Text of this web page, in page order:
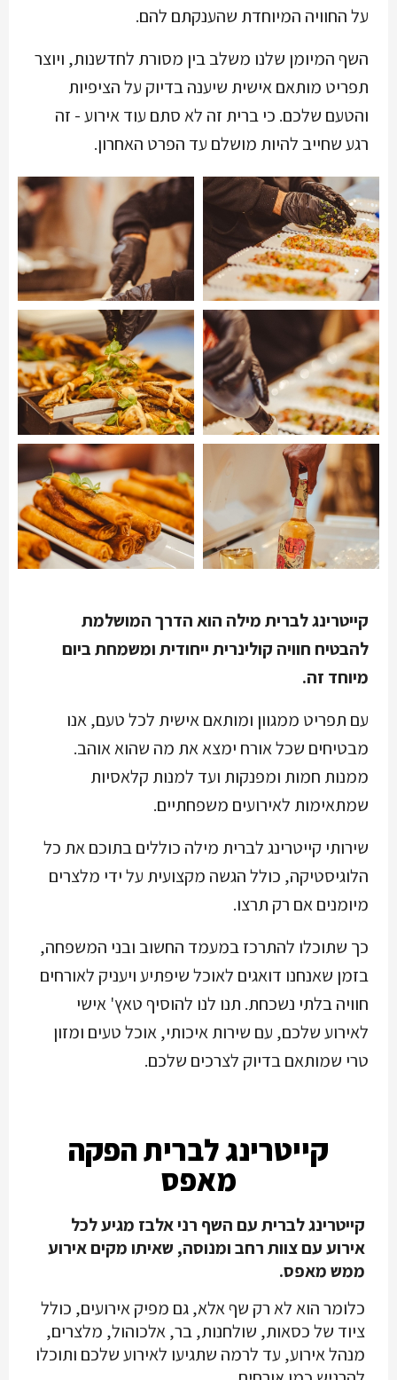
על החוויה המיוחדת שהענקתם להם.
השף המיומן שלנו משלב בין מסורת לחדשנות, ויוצר
תפריט מותאם אישית שיענה בדיוק על הציפיות
והטעם שלכם. כי ברית זה לא סתם עוד אירוע - זה
רגע שחייב להיות מושלם עד הפרט האחרון.
קייטרינג לברית מילה הוא הדרך המושלמת
להבטיח חוויה קולינרית ייחודית ומשמחת ביום
מיוחד זה.
עם תפריט ממגוון ומותאם אישית לכל טעם, אנו
מבטיחים שכל אורח ימצא את מה שהוא אוהב.
ממנות חמות ומפנקות ועד למנות קלאסיות
שמתאימות לאירועים משפחתיים.
שירותי קייטרינג לברית מילה כוללים בתוכם את כל
הלוגיסטיקה, כולל הגשה מקצועית על ידי מלצרים
מיומנים אם רק תרצו.
כך שתוכלו להתרכז במעמד החשוב ובני המשפחה,
בזמן שאנחנו דואגים לאוכל שיפתיע ויעניק לאורחים
חוויה בלתי נשכחת. תנו לנו להוסיף טאץ' אישי
לאירוע שלכם, עם שירות איכותי, אוכל טעים ומזון
טרי שמותאם בדיוק לצרכים שלכם.
קייטרינג לברית הפקה
מאפס
קייטרינג לברית עם השף רני אלבז מגיע לכל
אירוע עם צוות רחב ומנוסה, שאיתו מקים אירוע
ממש מאפס.
כלומר הוא לא רק שף אלא, גם מפיק אירועים, כולל
ציוד של כסאות, שולחנות, בר, אלכוהול, מלצרים,
מנהל אירוע, עד לרמה שתגיעו לאירוע שלכם ותוכלו